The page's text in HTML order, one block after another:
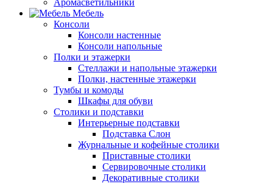
Аромасветильники
Мебель
Консоли
Консоли настенные
Консоли напольные
Полки и этажерки
Стеллажи и напольные этажерки
Полки, настенные этажерки
Тумбы и комоды
Шкафы для обуви
Столики и подставки
Интерьерные подставки
Подставка Слон
Журнальные и кофейные столики
Приставные столики
Сервировочные столики
Декоративные столики